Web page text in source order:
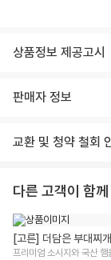
상품정보 제공고시
상세페이지 하단 참
생산자 및 소재지(수입
제조연월일, 유통기한
포장단위별 용량(중량
800g
판매자 정보
주식회사 윙잇
임승진
사업자등록번호
542-86-00304
교환 및 청약 철회
상품이 표시 광고
을 요청하실 수 있
상품 불량/하자 등
다른 고객이 함
[고른] 더담은 부대찌
프리미엄 소시지와 국산 햄